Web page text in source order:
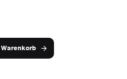
Warenkorb